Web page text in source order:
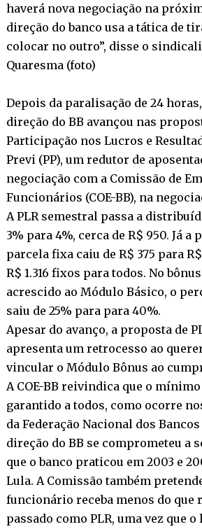
haverá nova negociação na
direção do banco usa a tática de
colocar no outro”, disse o
Quaresma (foto)
Depois da paralisação de 24
direção do BB avançou nas
Participação nos Lucros e
Previ (PP), um redutor de
negociação com a Comissão de
Funcionários (COE-BB), na
A PLR semestral passa a
3% para 4%, cerca de R$ 950. Já a
parcela fixa caiu de R$ 375 para
R$ 1.316 fixos para todos. No
acrescido ao Módulo Básico, o
saiu de 25% para para 40%.
Apesar do avanço, a proposta de
apresenta um retrocesso ao
vincular o Módulo Bônus ao
A COE-BB reivindica que o
garantido a todos, como ocorre
da Federação Nacional dos Bancos
direção do BB se comprometeu a
que o banco praticou em 2003 e
Lula. A Comissão também
funcionário receba menos do que
passado como PLR, uma vez que